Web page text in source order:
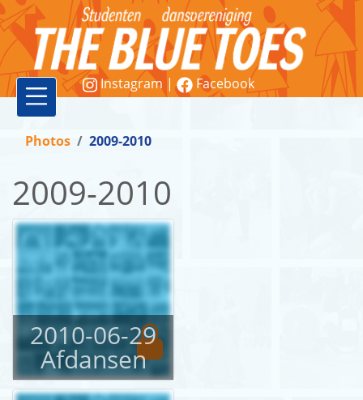
Instagram | Facebook
Vereniging
Lessen
Word
Workshops
&
demonstraties
Contact
Photos 2009-2010
2009-2010
2010-06-29
Afdansen